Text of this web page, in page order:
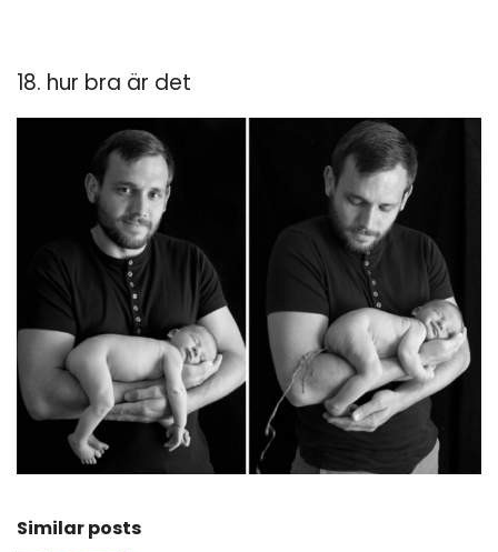
18. hur bra är det
Similar posts